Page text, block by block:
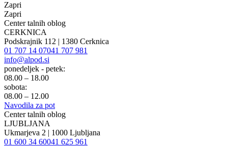
Zapri
Zapri
Center talnih oblog
CERKNICA
Podskrajnik 112 | 1380 Cerknica
01 707 14 07041 707 981
info@alpod.si
ponedeljek - petek:
08.00 – 18.00
sobota:
08.00 – 12.00
Navodila za pot
Center talnih oblog
LJUBLJANA
Ukmarjeva 2 | 1000 Ljubljana
01 600 34 60041 625 961